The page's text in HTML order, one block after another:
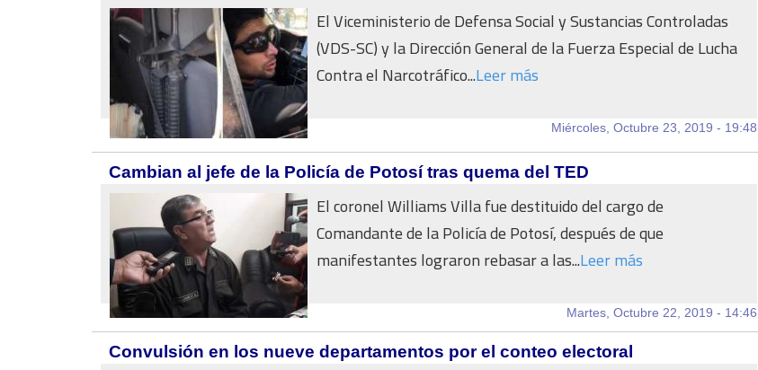
El Viceministerio de Defensa Social y Sustancias Controladas
(VDS-SC) y la Dirección General de la Fuerza Especial de Lucha
Contra el Narcotráfico...Leer más
Miércoles, Octubre 23, 2019 - 19:48
Cambian al jefe de la Policía de Potosí tras quema del TED
El coronel Williams Villa fue destituido del cargo de
Comandante de la Policía de Potosí, después de que
manifestantes lograron rebasar a las...Leer más
Martes, Octubre 22, 2019 - 14:46
Convulsión en los nueve departamentos por el conteo electoral